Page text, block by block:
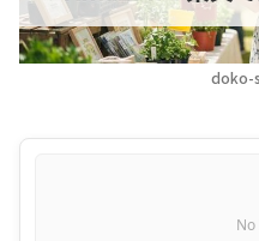
doko-